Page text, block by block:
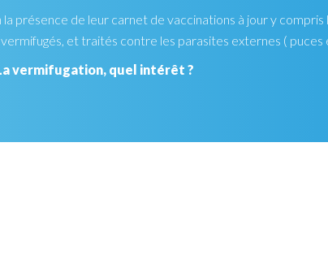
présence de leur carnet de vaccinations à jour y
et traités contre les parasites externes ( puces
vermifugation, quel intérêt ?